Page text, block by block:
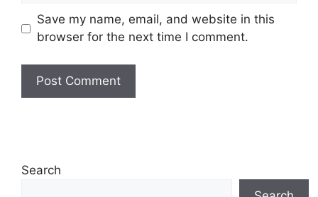
Save my name, email, and website in this
browser for the next time I comment.
Search